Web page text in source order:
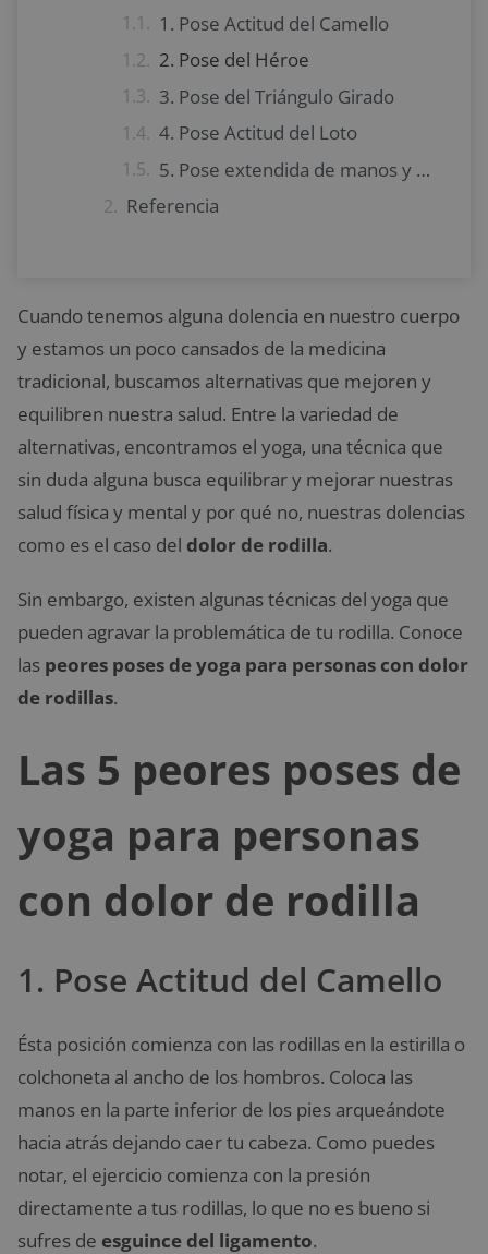
1. Pose Actitud del Camello
2. Pose del Héroe
3. Pose del Triángulo Girado
4. Pose Actitud del Loto
5. Pose extendida de manos y pie
Referencia
Cuando tenemos alguna dolencia en nuestro cuerpo
y estamos un poco cansados de la medicina
tradicional, buscamos alternativas que mejoren y
equilibren nuestra salud. Entre la variedad de
alternativas, encontramos el yoga, una técnica que
sin duda alguna busca equilibrar y mejorar nuestras
salud física y mental y por qué no, nuestras dolencias
como es el caso del dolor de rodilla.
Sin embargo, existen algunas técnicas del yoga que
pueden agravar la problemática de tu rodilla. Conoce
las peores poses de yoga para personas con dolor
de rodillas.
Las 5 peores poses de
yoga para personas
con dolor de rodilla
1. Pose Actitud del Camello
Ésta posición comienza con las rodillas en la estirilla o
colchoneta al ancho de los hombros. Coloca las
manos en la parte inferior de los pies arqueándote
hacia atrás dejando caer tu cabeza. Como puedes
notar, el ejercicio comienza con la presión
directamente a tus rodillas, lo que no es bueno si
sufres de esguince del ligamento.